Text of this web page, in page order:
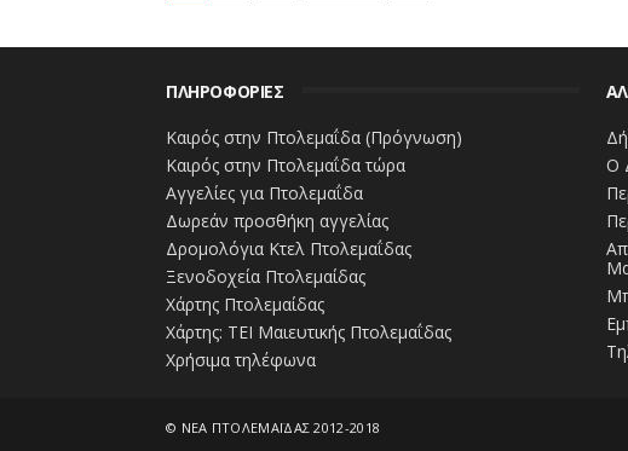
ΠΛΗΡΟΦΟΡΙΕΣ
Καιρός στην Πτολεμαΐδα (Πρόγνωση)
Καιρός στην Πτολεμαΐδα τώρα
Αγγελίες για Πτολεμαΐδα
Δωρεάν προσθήκη αγγελίας
Δρομολόγια Κτελ Πτολεμαΐδας
Ξενοδοχεία Πτολεμαίδας
Χάρτης Πτολεμαίδας
Χάρτης: ΤΕΙ Μαιευτικής Πτολεμαΐδας
Χρήσιμα τηλέφωνα
Ο
© ΝΕΑ ΠΤΟΛΕΜΑΪΔΑΣ 2012-2018